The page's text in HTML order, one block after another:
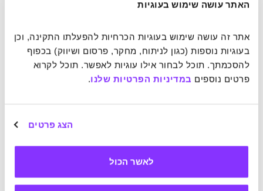
האתר עושה שימוש בעוגיות
פרטים נוספים במדיניות הפרטיות שלנו.
הצג פרטים
לאשר הכול
שהוא ייעלם כלעומת שבא לאחר זמן קצר של כמה שעות או
ימים. מלבד מקרים קיצוניים מאוד – למשל, כמו בדיווחים